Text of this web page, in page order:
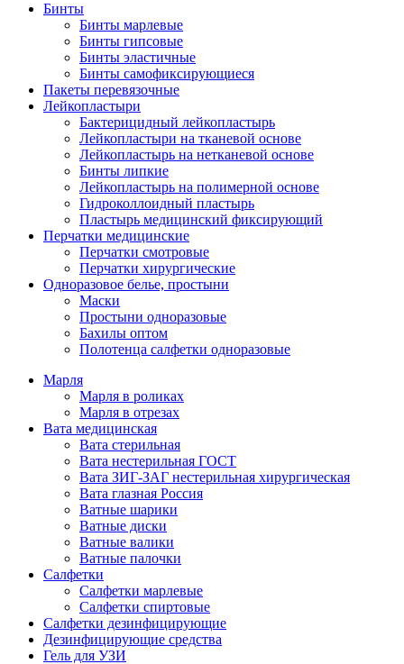
Бинты
Бинты марлевые
Бинты гипсовые
Бинты эластичные
Бинты самофиксирующиеся
Пакеты перевязочные
Лейкопластыри
Бактерицидный лейкопластырь
Лейкопластыри на тканевой основе
Лейкопластырь на нетканевой основе
Бинты липкие
Лейкопластырь на полимерной основе
Гидроколлоидный пластырь
Пластырь медицинский фиксирующий
Перчатки медицинские
Перчатки смотровые
Перчатки хирургические
Одноразовое белье, простыни
Маски
Простыни одноразовые
Бахилы оптом
Полотенца салфетки одноразовые
Марля
Марля в роликах
Марля в отрезах
Вата медицинская
Вата стерильная
Вата нестерильная ГОСТ
Вата ЗИГ-ЗАГ нестерильная хирургическая
Вата глазная Россия
Ватные шарики
Ватные диски
Ватные валики
Ватные палочки
Салфетки
Салфетки марлевые
Салфетки спиртовые
Салфетки дезинфицирующие
Дезинфицирующие средства
Гель для УЗИ